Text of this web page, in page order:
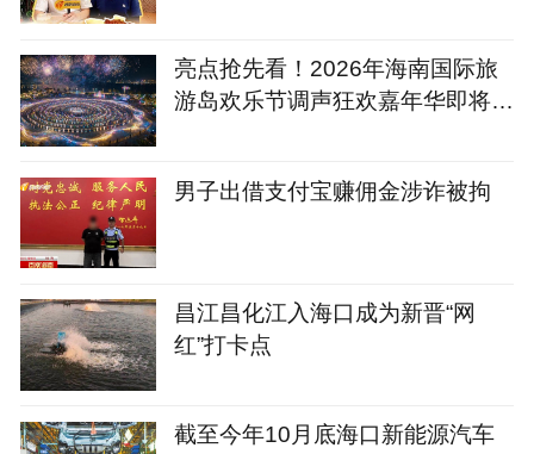
亮点抢先看！2026年海南国际旅
游岛欢乐节调声狂欢嘉年华即将精
男子出借支付宝赚佣金涉诈被拘
昌江昌化江入海口成为新晋“网
红”打卡点
截至今年10月底海口新能源汽车